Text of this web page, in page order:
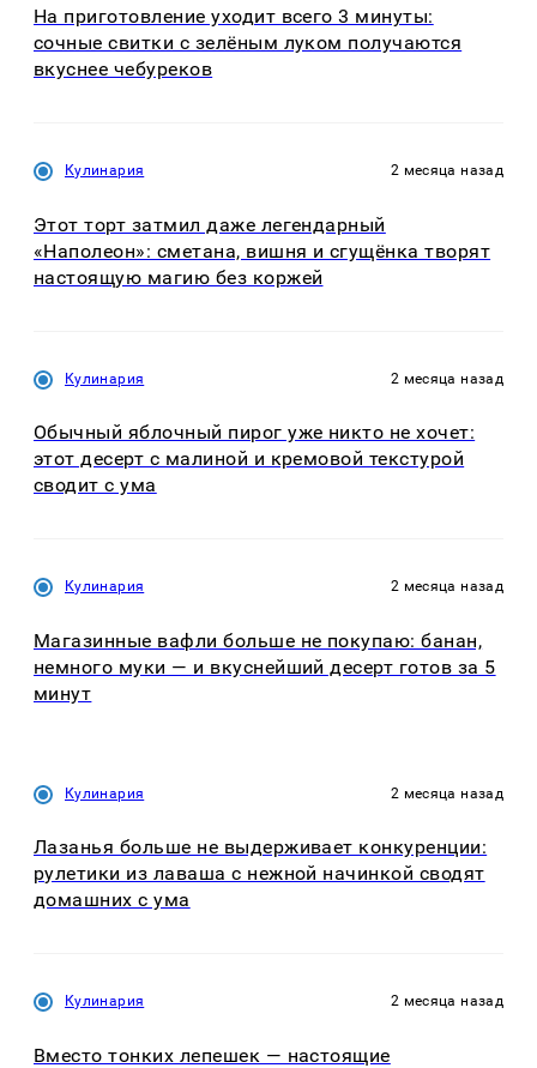
На приготовление уходит всего 3 минуты:
сочные свитки с зелёным луком получаются
вкуснее чебуреков
Кулинария 2 месяца назад
Этот торт затмил даже легендарный
«Наполеон»: сметана, вишня и сгущёнка творят
настоящую магию без коржей
Кулинария 2 месяца назад
Обычный яблочный пирог уже никто не хочет:
этот десерт с малиной и кремовой текстурой
сводит с ума
Кулинария 2 месяца назад
Магазинные вафли больше не покупаю: банан,
немного муки — и вкуснейший десерт готов за 5
минут
Кулинария 2 месяца назад
Лазанья больше не выдерживает конкуренции:
рулетики из лаваша с нежной начинкой сводят
домашних с ума
Кулинария 2 месяца назад
Вместо тонких лепешек — настоящие